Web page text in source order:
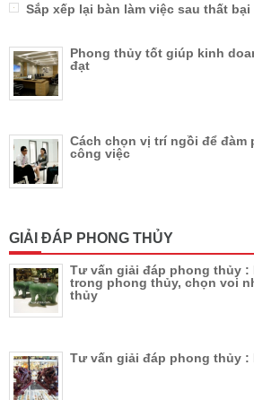
Sắp xếp lại bàn làm việc sau thất bại
Phong thủy tốt giúp kinh
đạt
Cách chọn vị trí ngồi để đàm
công việc
GIẢI ĐÁP PHONG THỦY
Tư vấn giải đáp phong thủy
trong phong thủy, chọn voi
thủy
Tư vấn giải đáp phong thủy :